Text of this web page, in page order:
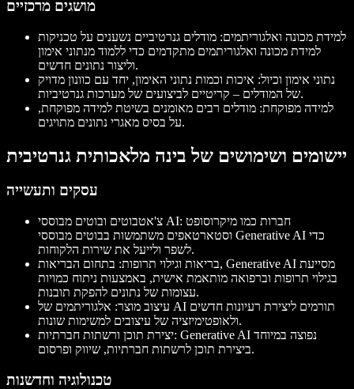
מושגים מרכזיים
למידת מכונה ואלגוריתמים: מודלים גנרטיביים נשענים על טכניקות
למידת מכונה ואלגוריתמים מתקדמים כדי ללמוד מנתוני אימון
וליצור נתונים חדשים.
נתוני אימון וכיול: איכות וכמות נתוני האימון, יחד עם כוונון מדויק
של המודלים – קריטיים לביצועים של מערכות גנרטיביות.
למידה מפוקחת: מודלים רבים מאומנים בשיטת למידה מפוקחת,
על בסיס מאגרי נתונים מתויגים.
יישומים ושימושים של בינה מלאכותית גנרטיבית
עסקים ותעשייה
צ'אטבוטים ובוטים מבוססי AI: חברות כמו מיקרוסופט
וסטארטאפים משתמשות בבוטים מבוססי Generative AI כדי
לשפר ולייעל את שירות הלקוחות.
בריאות וגילוי תרופות: בתחום הבריאות, Generative AI מסייעת
בגילוי תרופות וברפואה מותאמת אישית, באמצעות ניתוח כמויות
עצומות של נתונים להפקת תובנות.
עיצוב מוצר: אלגוריתמים של AI תורמים ליצירת רעיונות חדשים
ולאופטימיזציה של עיצובים למשימות שונות.
יצירת תוכן ורשתות חברתיות: Generative AI נפוצה במיוחד
ביצירת תוכן לרשתות חברתיות, שיווק ופרסום.
טכנולוגיה וחדשנות